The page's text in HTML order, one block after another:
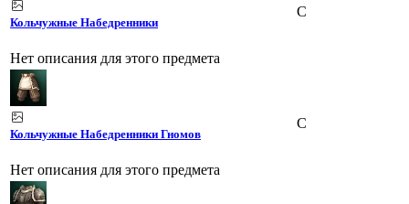
Кольчужные Набедренники
Нет описания для этого предмета
C
Кольчужные Набедренники Гномов
Нет описания для этого предмета
C